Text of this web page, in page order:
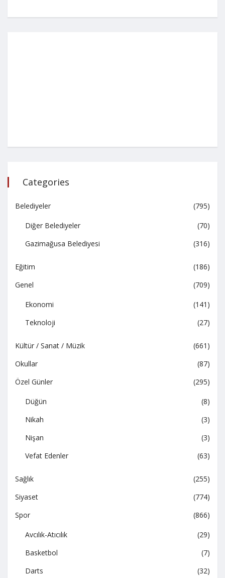
Categories
Belediyeler (795)
Diğer Belediyeler
(70)
Gazimağusa Belediyesi
(316)
Eğitim
(186)
Genel
(709)
Ekonomi
(141)
Teknoloji
(27)
Kültür / Sanat / Müzik
(661)
Okullar
(87)
Özel Günler
(295)
Düğün
(8)
Nikah
(3)
Nişan
(3)
Vefat Edenler
(63)
Sağlık
(255)
Siyaset
(774)
Spor
(866)
Avcılık-Atıcılık
(29)
Basketbol
(7)
Darts
(32)